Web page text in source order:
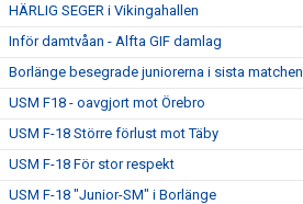
HÄRLIG SEGER i Vikingahallen
Inför damtvåan - Alfta GIF damlag
Borlänge besegrade juniorerna i sista matchen
USM F18 - oavgjort mot Örebro
USM F-18 Större förlust mot Täby
USM F-18 För stor respekt
USM F-18 "Junior-SM" i Borlänge